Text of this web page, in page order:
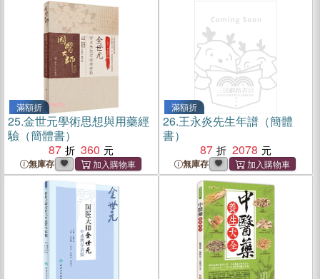
滿額折
25.金世元學術思想與用藥經
驗（簡體書）
87
360
無庫存
滿額折
26.王永炎先生年譜（簡體
書）
87
2078
無庫存